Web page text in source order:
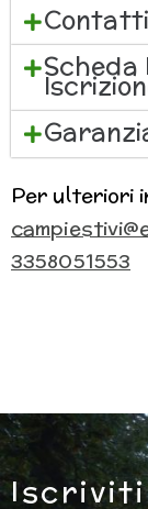
Contatti
Scheda
Per ulteriori
3358051553
Iscriviti